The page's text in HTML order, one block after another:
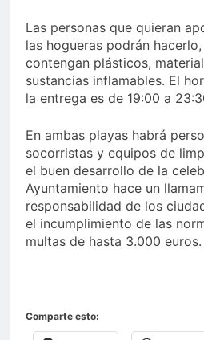
Las personas que quieran
las hogueras podrán
contengan plásticos,
sustancias inflamables. El
la entrega es de 19:00 a
En ambas playas habrá
socorristas y equipos de
el buen desarrollo de la
Ayuntamiento hace un
responsabilidad de los
el incumplimiento de las
multas de hasta 3.000 euros.
Comparte esto: